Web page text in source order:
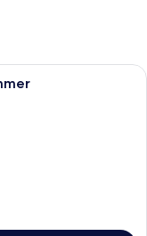
mit einem Bett,